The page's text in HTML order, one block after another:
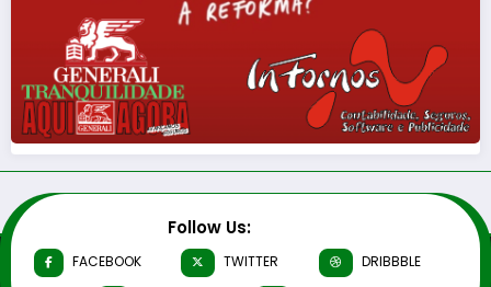
Follow Us:
FACEBOOK TWITTER
DRIBBBLE